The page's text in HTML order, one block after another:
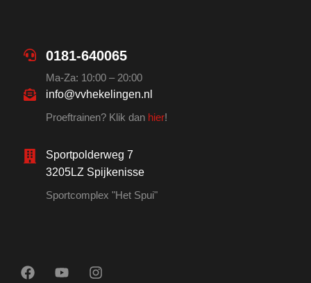
0181-640065
Ma-Za: 10:00 – 20:00
info@vvhekelingen.nl
Proeftrainen? Klik dan hier!
Sportpolderweg 7
3205LZ Spijkenisse
Sportcomplex "Het Spui"